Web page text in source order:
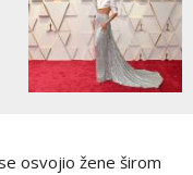
osvojio žene širom